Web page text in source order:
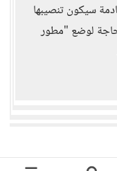
سيكون تنصيبها
حاجة لوضع "مطور